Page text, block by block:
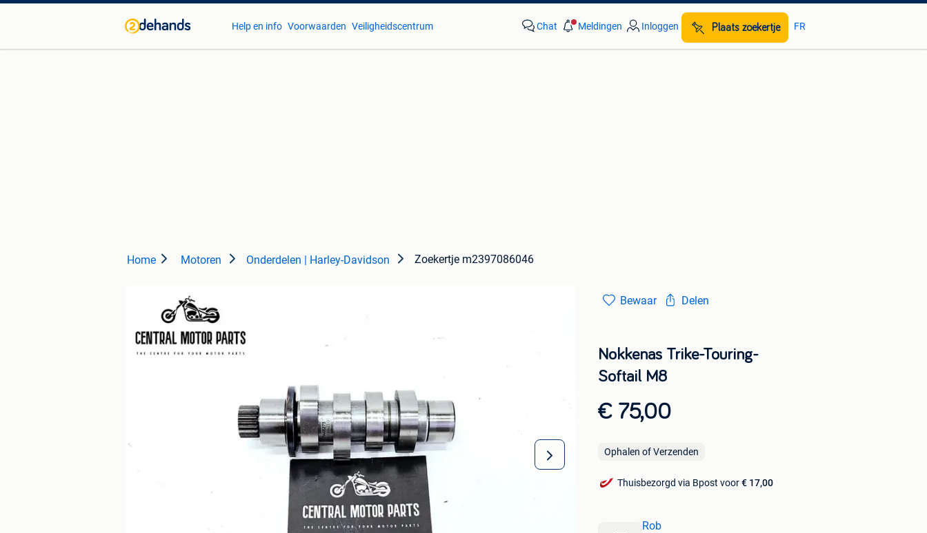
Help en info Voorwaarden Veiligheidscentrum Chat Meldingen Inloggen Plaats zoekertje FR
Home Motoren Onderdelen | Harley-Davidson Zoekertje m2397086046
Bewaar Delen
Nokkenas Trike-Touring-
Softail M8
€ 75,00
Ophalen of Verzenden
Thuisbezorgd via Bpost voor€ 17,00
Rob